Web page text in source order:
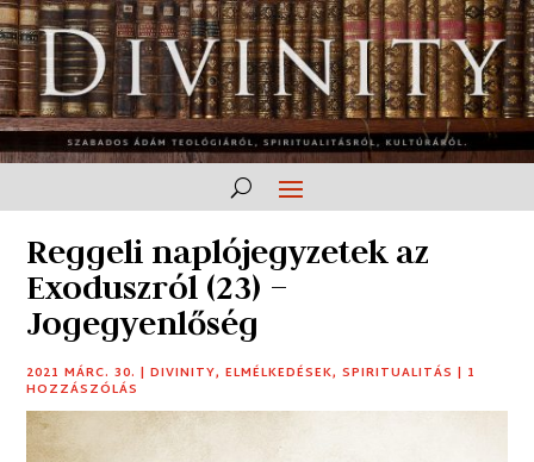
Reggeli naplójegyzetek az
Exoduszról (23) –
Jogegyenlőség
2021 MÁRC. 30. |DIVINITY,ELMÉLKEDÉSEK,SPIRITUALITÁS | 1
HOZZÁSZÓLÁS